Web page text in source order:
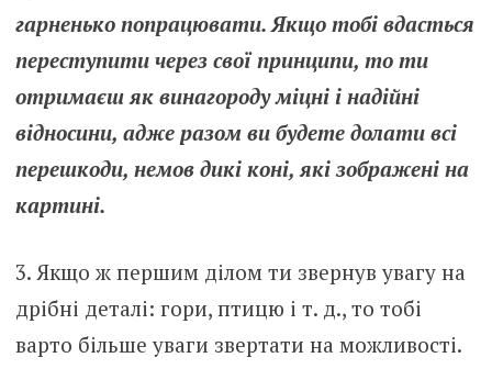
гарненько попрацювати. Якщо тобі вдасться
переступити через свої принципи, то ти
отримаєш як винагороду міцні і надійні
відносини, адже разом ви будете долати всі
перешкоди, немов дикі коні, які зображені на
картині.
3. Якщо ж першим ділом ти звернув увагу на
дрібні деталі: гори, птицю і т. д., то тобі
варто більше уваги звертати на можливості.